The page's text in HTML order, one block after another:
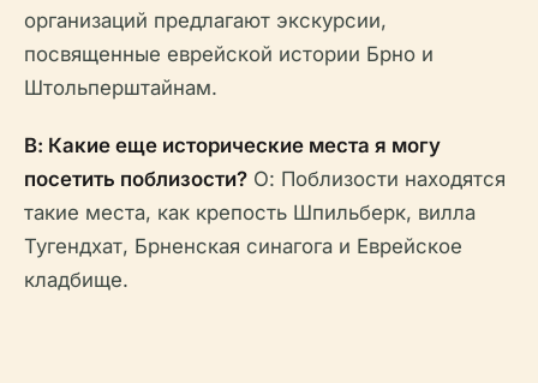
организаций предлагают экскурсии,
посвященные еврейской истории Брно и
Штольперштайнам.
В: Какие еще исторические места я могу
посетить поблизости? О: Поблизости находятся
такие места, как крепость Шпильберк, вилла
Тугендхат, Брненская синагога и Еврейское
кладбище.